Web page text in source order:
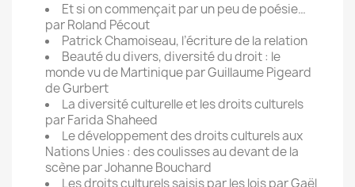
Et si on commençait par un peu de poésie…
par Roland Pécout
Patrick Chamoiseau, l’écriture de la relation
Beauté du divers, diversité du droit : le
monde vu de Martinique par Guillaume Pigeard
de Gurbert
La diversité culturelle et les droits culturels
par Farida Shaheed
Le développement des droits culturels aux
Nations Unies : des coulisses au devant de la
scène par Johanne Bouchard
Les droits culturels saisis par les lois par Gaël